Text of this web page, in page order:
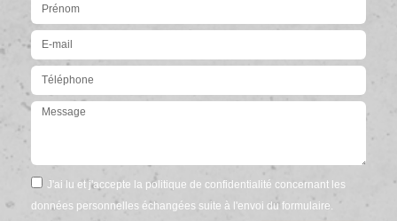
J'ai lu et j'accepte la politique de confidentialité concernant les
données personnelles échangées suite à l'envoi du formulaire.